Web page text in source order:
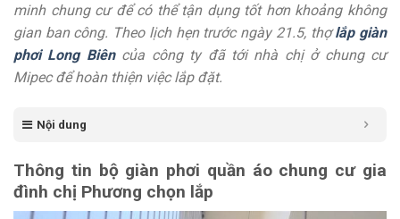
minh chung cư để có thể tận dụng tốt hơn khoảng không
gian ban công. Theo lịch hẹn trước ngày 21.5, thợlắp giàn
phơi Long Biêncủa công ty đã tới nhà chị ở chung cư
Mipec để hoàn thiện việc lắp đặt.
Nội dung
Thông tin bộ giàn phơi quần áo chung cư gia
đình chị Phương chọn lắp